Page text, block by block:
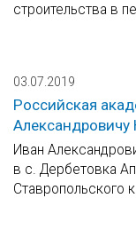
строительства в
03.07.2019
Российская
Александровичу
Иван
в с. Дербетовка
Ставропольского